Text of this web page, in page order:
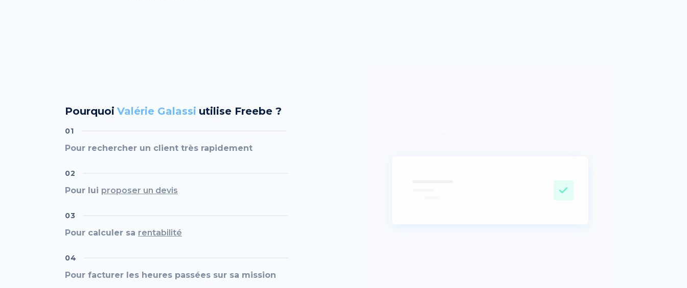
Pourquoi Valérie Galassi utilise Freebe ?
01
Pour rechercher un client très rapidement
02
Pour lui proposer un devis
03
Pour calculer sa rentabilité
04
Pour facturer les heures passées sur sa mission